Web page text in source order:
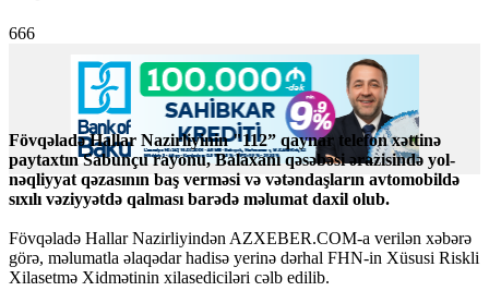
666
Fövqəladə Hallar Nazirliyinin "112” qaynar telefon xəttinə
paytaxtın Sabunçu rayonu, Balaxanı qəsəbəsi ərazisində yol-
nəqliyyat qəzasının baş verməsi və vətəndaşların avtomobildə
sıxılı vəziyyətdə qalması barədə məlumat daxil olub.
Fövqəladə Hallar Nazirliyindən AZXEBER.COM-a verilən xəbərə
görə, məlumatla əlaqədar hadisə yerinə dərhal FHN-in Xüsusi Riskli
Xilasetmə Xidmətinin xilasediciləri cəlb edilib.